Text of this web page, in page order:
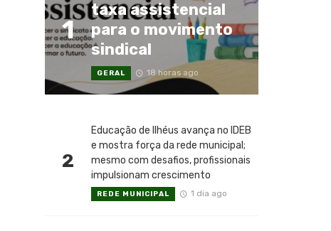
1
taxa assistencial
para o movimento
sindical
GERAL 18 horas ago
2
Educação de Ilhéus avança no IDEB
e mostra força da rede municipal;
mesmo com desafios, profissionais
impulsionam crescimento
REDE MUNICIPAL 1 dia ago